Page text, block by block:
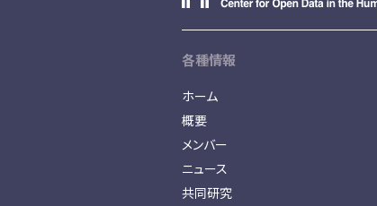
各種情報
ホーム
概要
メンバー
ニュース
共同研究